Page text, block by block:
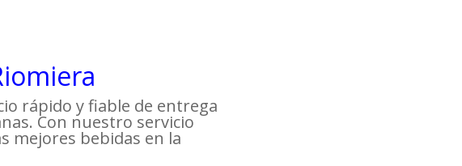
rápido y fiable de entrega
Con nuestro servicio
mejores bebidas en la